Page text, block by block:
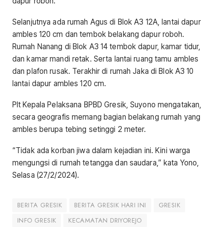
Selanjutnya ada rumah Agus di Blok A3 12A, lantai dapur
ambles 120 cm dan tembok belakang dapur roboh.
Rumah Nanang di Blok A3 14 tembok dapur, kamar tidur,
dan kamar mandi retak. Serta lantai ruang tamu ambles
dan plafon rusak. Terakhir di rumah Jaka di Blok A3 10
lantai dapur ambles 120 cm.
Plt Kepala Pelaksana BPBD Gresik, Suyono mengatakan,
secara geografis memang bagian belakang rumah yang
ambles berupa tebing setinggi 2 meter.
“Tidak ada korban jiwa dalam kejadian ini. Kini warga
mengungsi di rumah tetangga dan saudara,” kata Yono,
Selasa (27/2/2024).
BERITA GRESIK BERITA GRESIK HARI INI
GRESIK
INFO GRESIK
KECAMATAN DRIYOREJO